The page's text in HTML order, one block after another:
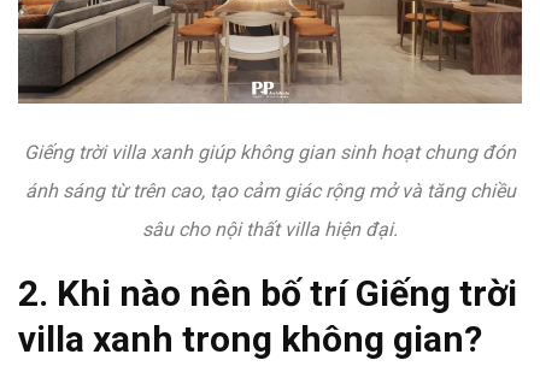
Giếng trời villa xanh giúp không gian sinh hoạt chung đón
ánh sáng từ trên cao, tạo cảm giác rộng mở và tăng chiều
sâu cho nội thất villa hiện đại.
2. Khi nào nên bố trí Giếng trời
villa xanh trong không gian?